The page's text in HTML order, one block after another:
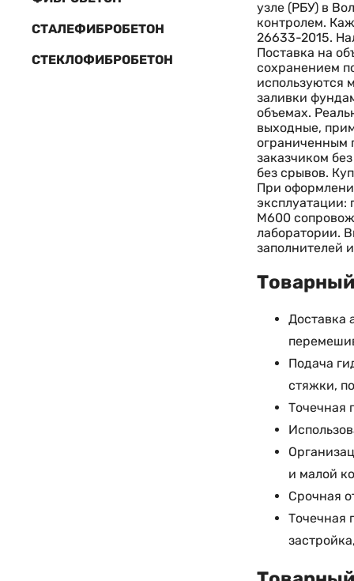
СТАЛЕФИБРОБЕТОН
СТЕКЛОФИБРОБЕТОН
узле (РБУ) в
контролем.
26633-2015.
Поставка на
сохранением
используются
заливки
объемах.
выходные,
ограниченным
заказчиком
без срывов.
При
эксплуатации:
М600
лаборатории.
заполнителей
Доставка
Подача
стяжки,
Точечная
и малой
Срочная
Точечная